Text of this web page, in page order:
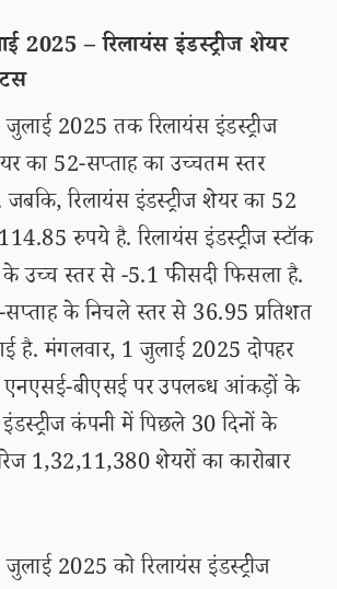
2025 – रिलायंस इंडस्ट्रीज शेयर
2025 तक रिलायंस इंडस्ट्रीज
का 52-सप्ताह का उच्चतम स्तर
रिलायंस इंडस्ट्रीज शेयर का 52
रुपये है. रिलायंस इंडस्ट्रीज स्टॉक
उच्च स्तर से -5.1 फीसदी फिसला है.
के निचले स्तर से 36.95 प्रतिशत
है. मंगलवार, 1 जुलाई 2025 दोपहर
बीएसई पर उपलब्ध आंकड़ों के
कंपनी में पिछले 30 दिनों के
1,32,11,380 शेयरों का कारोबार
2025 को रिलायंस इंडस्ट्रीज